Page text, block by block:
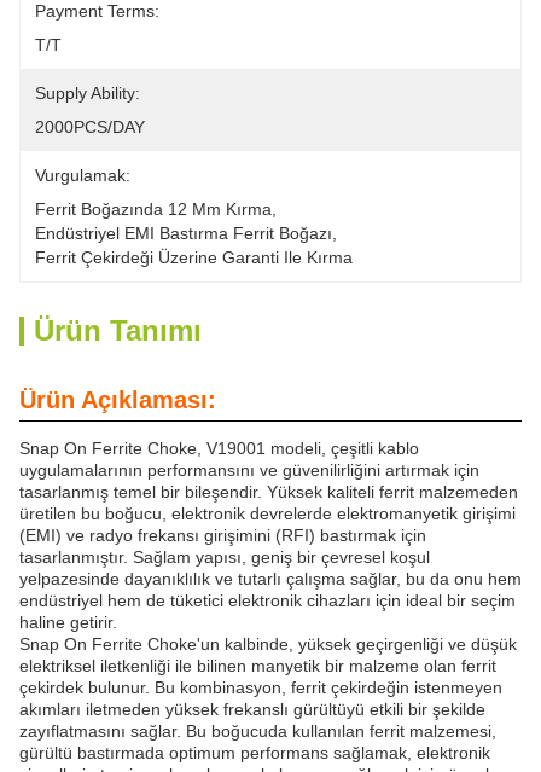
Payment Terms:
T/T
Supply Ability:
2000PCS/DAY
Vurgulamak:
Ferrit Boğazında 12 Mm Kırma
Endüstriyel EMI Bastırma Ferrit Boğazı
Ferrit Çekirdeği Üzerine Garanti Ile Kırma
Ürün Tanımı
Ürün Açıklaması:
Snap On Ferrite Choke, V19001 modeli, çeşitli kablo
uygulamalarının performansını ve güvenilirliğini artırmak için
tasarlanmış temel bir bileşendir. Yüksek kaliteli ferrit malzemeden
üretilen bu boğucu, elektronik devrelerde elektromanyetik girişimi
(EMI) ve radyo frekansı girişimini (RFI) bastırmak için
tasarlanmıştır. Sağlam yapısı, geniş bir çevresel koşul
yelpazesinde dayanıklılık ve tutarlı çalışma sağlar, bu da onu hem
endüstriyel hem de tüketici elektronik cihazları için ideal bir seçim
haline getirir.
Snap On Ferrite Choke'un kalbinde, yüksek geçirgenliği ve düşük
elektriksel iletkenliği ile bilinen manyetik bir malzeme olan ferrit
çekirdek bulunur. Bu kombinasyon, ferrit çekirdeğin istenmeyen
akımları iletmeden yüksek frekanslı gürültüyü etkili bir şekilde
zayıflatmasını sağlar. Bu boğucuda kullanılan ferrit malzemesi,
gürültü bastırmada optimum performans sağlamak, elektronik